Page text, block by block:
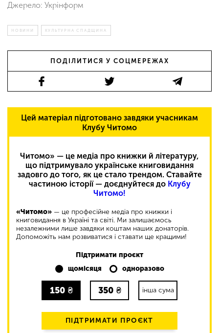
Джерело: Укрінформ
НОВИНИ КУЛЬТУРНА СПАДЩИНА
ПОДІЛИТИСЯ У СОЦМЕРЕЖАХ
Цей матеріал підготовано завдяки учасникам
Клубу Читомо
Читомо» — це медіа про книжки й літературу,
що підтримувало українське книговидання
задовго до того, як це стало трендом. Ставайте
частиною історії — доєднуйтеся до Клубу
Читомо!
«Читомо» — це професійне медіа про книжки і
книговидання в Україні та світі. Ми залишаємось
незалежними лише завдяки коштам наших донаторів.
Допоможіть нам розвиватися і ставати ще кращими!
Підтримати проєкт
щомісяця
одноразово
150 ₴ 350 ₴ інша сума
ПІДТРИМАТИ ПРОЄКТ